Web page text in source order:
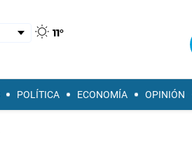
11°
POLÍTICA ECONOMÍA OPINIÓN